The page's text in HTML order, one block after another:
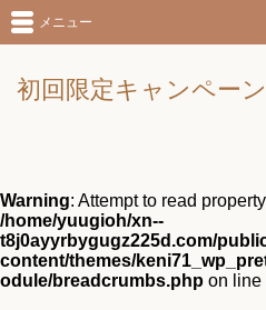
初回限定キャンペーン
メニュー
Warning: Attempt to read
/home/yuugioh/xn--
t8j0ayyrbygugz225d.com/
content/themes/
odule/breadcrumbs.php on line